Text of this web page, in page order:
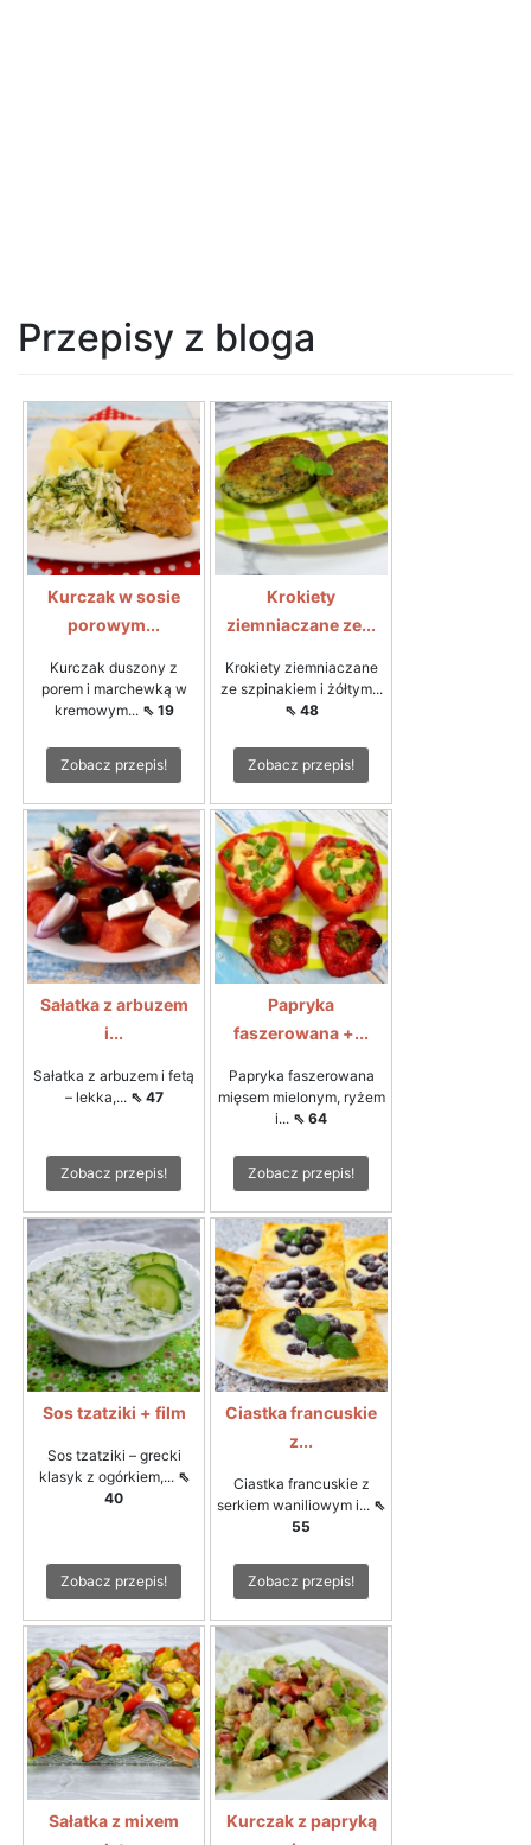
Przepisy z bloga
Kurczak w sosie
porowym...
Kurczak duszony z
porem i marchewką w
kremowym... ⇖ 19
Zobacz przepis!
Krokiety
ziemniaczane ze...
Krokiety ziemniaczane
ze szpinakiem i żółtym...
⇖ 48
Zobacz przepis!
Sałatka z arbuzem
i...
Sałatka z arbuzem i fetą
– lekka,... ⇖ 47
Zobacz przepis!
Papryka
faszerowana +...
Papryka faszerowana
mięsem mielonym, ryżem
i... ⇖ 64
Zobacz przepis!
Sos tzatziki + film
Sos tzatziki – grecki
klasyk z ogórkiem,... ⇖
40
Zobacz przepis!
Ciastka francuskie
z...
Ciastka francuskie z
serkiem waniliowym i... ⇖
55
Zobacz przepis!
Sałatka z mixem
Kurczak z papryką